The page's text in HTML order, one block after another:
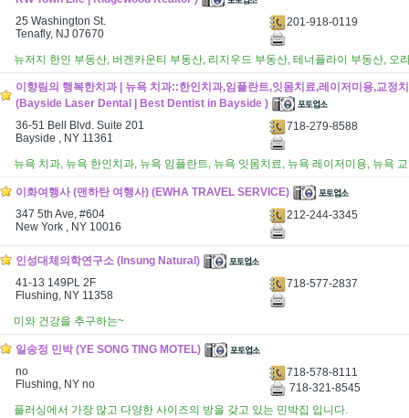
25 Washington St.
Tenafly, NJ 07670
201-918-0119
뉴저지 한인 부동산, 버겐카운티 부동산, 리지우드 부동산, 테너플라이 부동산, 오
이향림의 행복한치과 | 뉴욕 치과::한인치과,임플란트,잇몸치료,레이저미용,교정
(Bayside Laser Dental | Best Dentist in Bayside )
36-51 Bell Blvd. Suite 201
Bayside , NY 11361
718-279-8588
뉴욕 치과, 뉴욕 한인치과, 뉴욕 임플란트, 뉴욕 잇몸치료, 뉴욕 레이저미용, 뉴욕
이화여행사 (맨하탄 여행사) (EWHA TRAVEL SERVICE)
347 5th Ave, #604
New York , NY 10016
212-244-3345
인성대체의학연구소 (Insung Natural)
41-13 149PL 2F
Flushing, NY 11358
718-577-2837
미와 건강을 추구하는~
일송정 민박 (YE SONG TING MOTEL)
no
Flushing, NY no
718-578-8111
718-321-8545
플러싱에서 가장 많고 다양한 사이즈의 방을 갖고 있는 민박집 입니다.